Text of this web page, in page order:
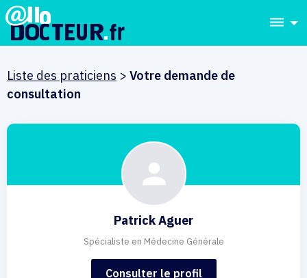
dehaze
Liste des praticiens > Votre demande de
consultation
Patrick Aguer
Spécialiste en Médecine Générale
Consulter le profil